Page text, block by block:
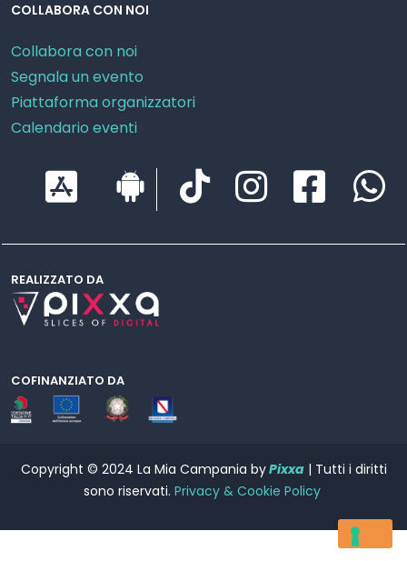
COLLABORA CON NOI
Collabora con noi
Segnala un evento
Piattaforma organizzatori
Calendario eventi
REALIZZATO DA
COFINANZIATO DA
Copyright © 2024 La Mia Campania byPixxa| Tutti i diritti
sono riservati. Privacy & Cookie Policy